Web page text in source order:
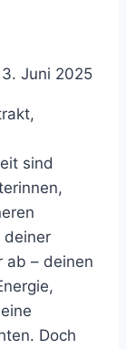
Juni 2025
sind
deiner
ab – deinen
Doch